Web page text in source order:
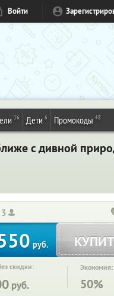
Войти
16 Дети 6 Промокоды 48
с дивной
3
руб.
скидки:
руб.
Экономия:
50%